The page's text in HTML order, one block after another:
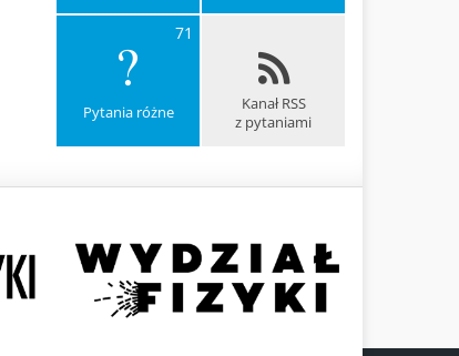
71
Pytania różne
Kanał RSS
z pytaniami